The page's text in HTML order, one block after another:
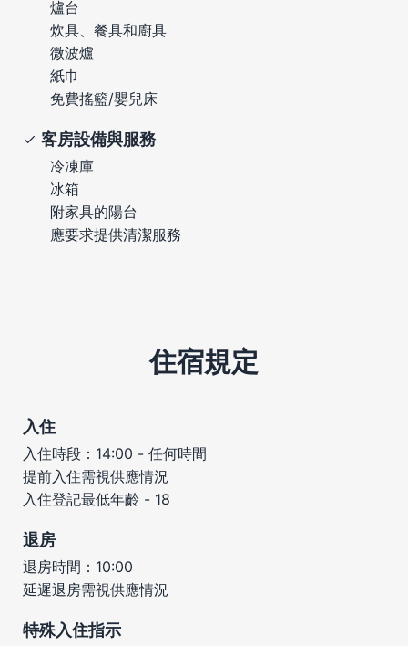
爐台
炊具、餐具和廚具
微波爐
紙巾
免費搖籃/嬰兒床
客房設備與服務
冷凍庫
冰箱
附家具的陽台
應要求提供清潔服務
住宿規定
入住
入住時段：14:00 - 任何時間
提前入住需視供應情況
入住登記最低年齡 - 18
退房
退房時間：10:00
延遲退房需視供應情況
特殊入住指示